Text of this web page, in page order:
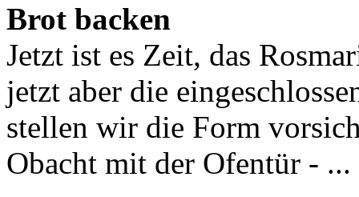
Brot backen
Jetzt ist es Zeit, das
jetzt aber die
stellen wir die Form
Obacht mit der Ofentür - ...